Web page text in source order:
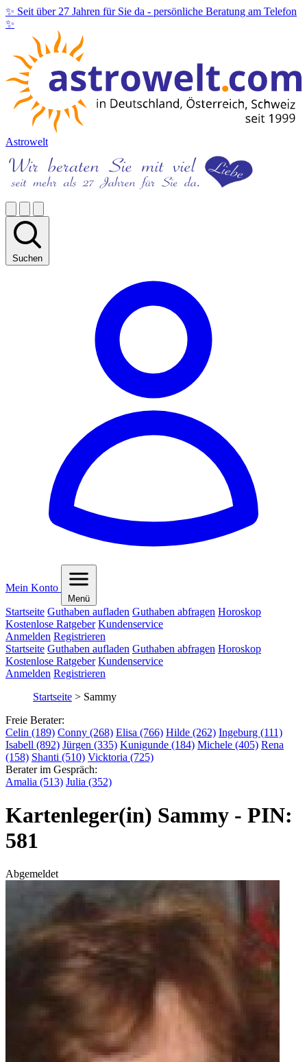
✨ Seit über 27 Jahren für Sie da - persönliche Beratung am Telefon
✨
Astrowelt
Suchen
Mein Konto
Menü
Startseite Guthaben aufladen Guthaben abfragen Horoskop
Kostenlose Ratgeber Kundenservice
Anmelden Registrieren
Startseite Guthaben aufladen Guthaben abfragen Horoskop
Kostenlose Ratgeber Kundenservice
Anmelden Registrieren
Startseite > Sammy
Freie Berater:
Celin (189) Conny (268) Elisa (766) Hilde (262) Ingeburg (111)
Isabell (892) Jürgen (335) Kunigunde (184) Michele (405) Rena
(158) Shanti (510) Vicktoria (725)
Berater im Gespräch:
Amalia (513) Julia (352)
Kartenleger(in) Sammy - PIN:
581
Abgemeldet